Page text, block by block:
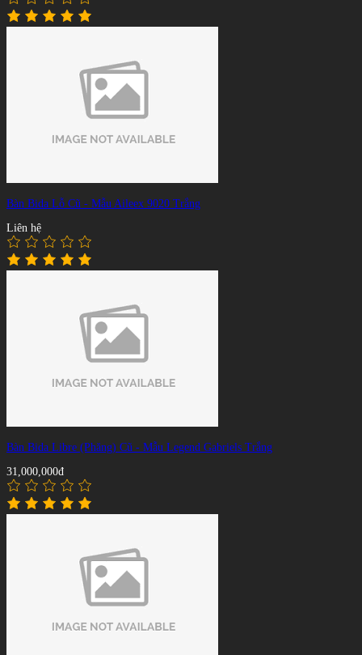
Bàn Bida Lỗ Cũ - Mẫu Aileex 9020 Trắng
Liên hệ
Bàn Bida Libre (Phăng) Cũ - Mẫu Legend Gabriels Trắng
31,000,000đ